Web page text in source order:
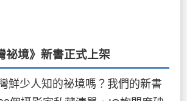
祕境》新書正式上架
鮮少人知的祕境嗎？我們的新書